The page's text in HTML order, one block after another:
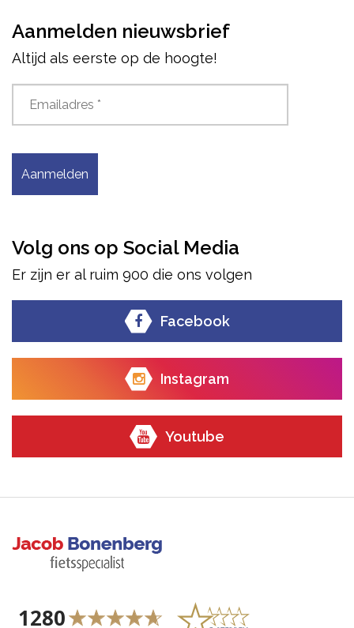
Aanmelden nieuwsbrief
Altijd als eerste op de hoogte!
Aanmelden
Volg ons op Social Media
Er zijn er al ruim 900 die ons volgen
Facebook
Instagram
Youtube